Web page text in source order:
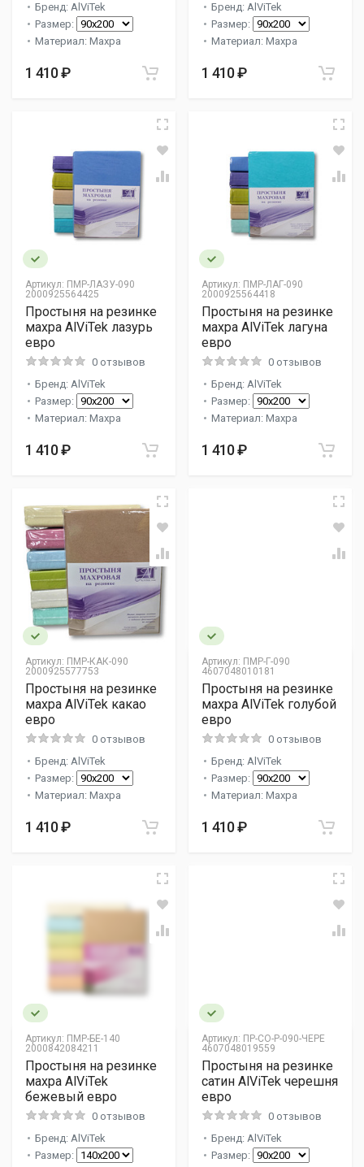
Бренд: AlViTek
Размер:
Материал: Махра
1 410 ₽
Бренд: AlViTek
Размер:
Материал: Махра
1 410 ₽
Артикул: ПМР-ЛАЗУ-090
2000925564425
Простыня на резинке
махра AlViTek лазурь
евро
0 отзывов
Бренд: AlViTek
Размер:
Материал: Махра
1 410 ₽
Артикул: ПМР-ЛАГ-090
2000925564418
Простыня на резинке
махра AlViTek лагуна
евро
0 отзывов
Бренд: AlViTek
Размер:
Материал: Махра
1 410 ₽
Артикул: ПМР-КАК-090
2000925577753
Простыня на резинке
махра AlViTek какао
евро
0 отзывов
Бренд: AlViTek
Размер:
Материал: Махра
1 410 ₽
Артикул: ПМР-Г-090
4607048010181
Простыня на резинке
махра AlViTek голубой
евро
0 отзывов
Бренд: AlViTek
Размер:
Материал: Махра
1 410 ₽
Артикул: ПМР-БЕ-140
2000842084211
Простыня на резинке
махра AlViTek
бежевый евро
0 отзывов
Бренд: AlViTek
Размер:
Артикул: ПР-СО-Р-090-ЧЕРЕ
4607048019559
Простыня на резинке
сатин AlViTek черешня
евро
0 отзывов
Бренд: AlViTek
Размер: